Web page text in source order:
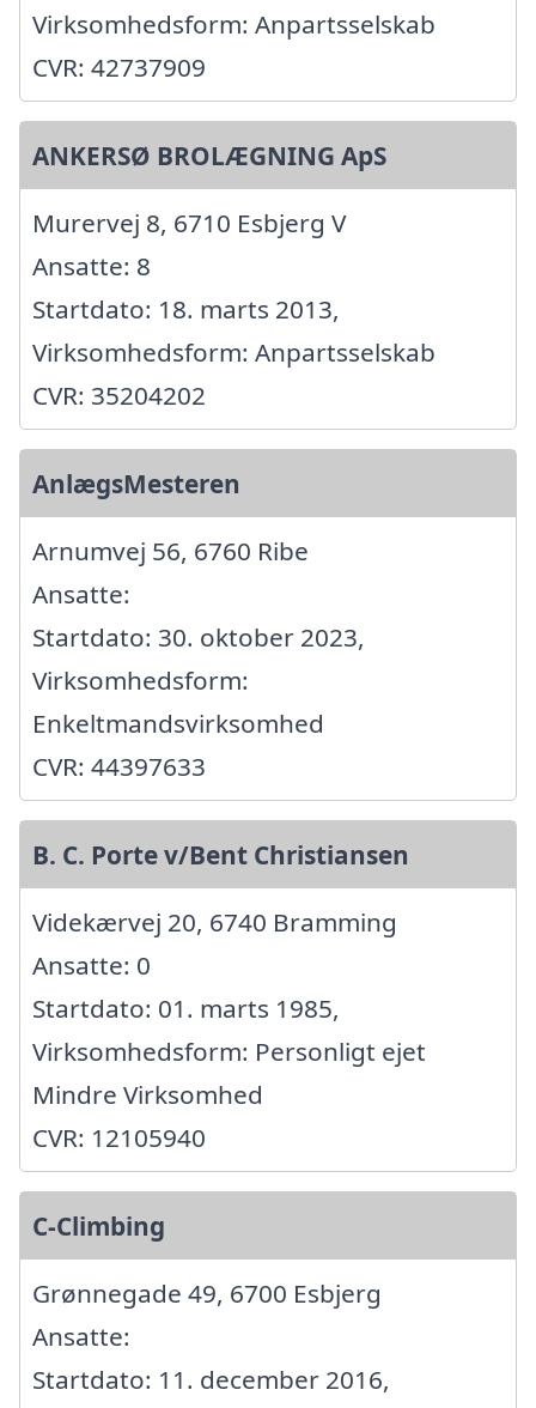
Virksomhedsform: Anpartsselskab
CVR: 42737909
ANKERSØ BROLÆGNING ApS
Murervej 8, 6710 Esbjerg V
Ansatte: 8
Startdato: 18. marts 2013,
Virksomhedsform: Anpartsselskab
CVR: 35204202
AnlægsMesteren
Arnumvej 56, 6760 Ribe
Ansatte:
Startdato: 30. oktober 2023,
Virksomhedsform:
Enkeltmandsvirksomhed
CVR: 44397633
B. C. Porte v/Bent Christiansen
Videkærvej 20, 6740 Bramming
Ansatte: 0
Startdato: 01. marts 1985,
Virksomhedsform: Personligt ejet
Mindre Virksomhed
CVR: 12105940
C-Climbing
Grønnegade 49, 6700 Esbjerg
Ansatte:
Startdato: 11. december 2016,